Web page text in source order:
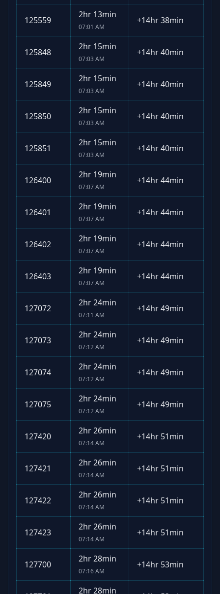
125559
2hr 13min
07:01 AM
+14hr 38min
125848
2hr 15min
07:03 AM
+14hr 40min
125849
2hr 15min
07:03 AM
+14hr 40min
125850
2hr 15min
07:03 AM
+14hr 40min
125851
2hr 15min
07:03 AM
+14hr 40min
126400
2hr 19min
07:07 AM
+14hr 44min
126401
2hr 19min
07:07 AM
+14hr 44min
126402
2hr 19min
07:07 AM
+14hr 44min
126403
2hr 19min
07:07 AM
+14hr 44min
127072
2hr 24min
07:11 AM
+14hr 49min
127073
2hr 24min
07:12 AM
+14hr 49min
127074
2hr 24min
07:12 AM
+14hr 49min
127075
2hr 24min
07:12 AM
+14hr 49min
127420
2hr 26min
07:14 AM
+14hr 51min
127421
2hr 26min
07:14 AM
+14hr 51min
127422
2hr 26min
07:14 AM
+14hr 51min
127423
2hr 26min
07:14 AM
+14hr 51min
127700
2hr 28min
07:16 AM
+14hr 53min
2hr 28min